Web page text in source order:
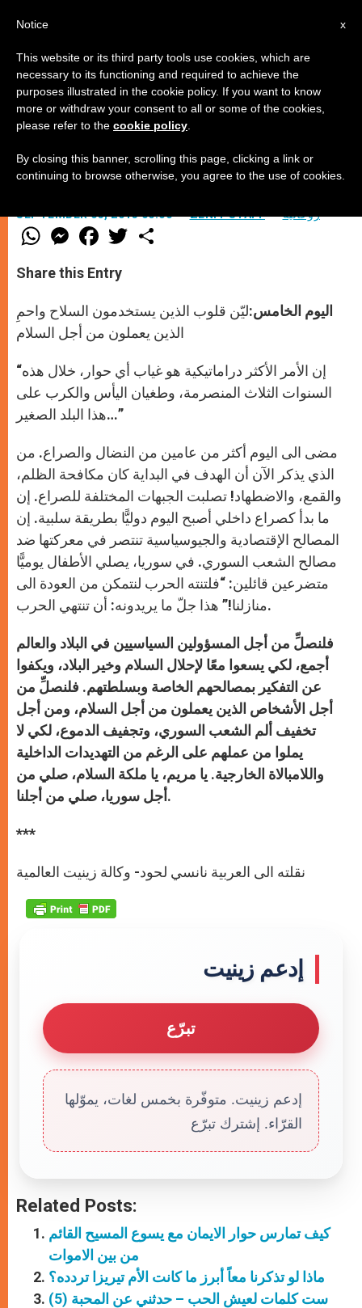
سوريا: أسبوع صلاة من أجل السلام
اليوم الخامس
SEPTEMBER 03, 2013 00:00 ZENIT STAFF روحانيّة
W
h
t
s
p
p
M
e
s
e
g
e
r
F
a
e
b
k
w
r
Share this Entry
اليوم الخامس:ليّن قلوب الذين يستخدمون السلاح واحمِ
الذين يعملون من أجل السلام
“إن الأمر الأكثر دراماتيكية هو غياب أي حوار، خلال هذه
السنوات الثلاث المنصرمة، وطغيان اليأس والكرب على
هذا البلد الصغير…”
مضى الى اليوم أكثر من عامين من النضال والصراع. من
الذي يذكر الآن أن الهدف في البداية كان مكافحة الظلم،
والقمع، والاضطهاد! تصلبت الجبهات المختلفة للصراع. إن
ما بدأ كصراع داخلي أصبح اليوم دوليًّا بطريقة سلبية. إن
المصالح الإقتصادية والجيوسياسية تنتصر في معركتها ضد
مصالح الشعب السوري. في سوريا، يصلي الأطفال يوميًّا
متضرعين قائلين: “فلتنته الحرب لنتمكن من العودة الى
منازلنا!” هذا جلّ ما يريدونه: أن تنتهي الحرب.
فلنصلِّ من أجل المسؤولين السياسيين في البلاد والعالم
أجمع، لكي يسعوا معًا لإحلال السلام وخير البلاد، ويكفوا
عن التفكير بمصالحهم الخاصة وبسلطتهم. فلنصلِّ من
أجل الأشخاص الذين يعملون من أجل السلام، ومن أجل
تخفيف ألم الشعب السوري، وتجفيف الدموع، لكي لا
يملوا من عملهم على الرغم من التهديدات الداخلية
واللامبالاة الخارجية. يا مريم، يا ملكة السلام، صلي من
أجل سوريا، صلي من أجلنا.
***
نقلته الى العربية نانسي لحود- وكالة زينيت العالمية
إدعم زينيت
تبرّع
إدعم زينيت. متوفّرة بخمس لغات، يموّلها
القرّاء. إشترك تبرّع
Related Posts:
كيف تمارس حوار الايمان مع يسوع المسيح القائم
من بين الاموات
ماذا لو تذكرنا معاً أبرز ما كانت الأم تيريزا تردده؟
ست كلمات لعيش الحب – حدثني عن المحبة (5)
x
Notice
This website or its third party tools use cookies, which are
necessary to its functioning and required to achieve the
purposes illustrated in the cookie policy. If you want to know
more or withdraw your consent to all or some of the cookies,
please refer to the cookie policy
By closing this banner, scrolling this page, clicking a link or
continuing to browse otherwise, you agree to the use of cookies.